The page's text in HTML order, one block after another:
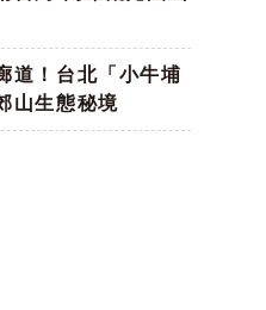
道！台北「小牛埔
山生態秘境